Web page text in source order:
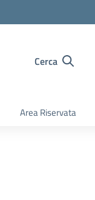
Cerca
Area Riservata